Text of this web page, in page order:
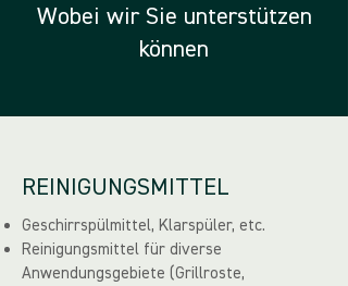
Wobei wir Sie unterstützen
können
REINIGUNGSMITTEL
Geschirrspülmittel, Klarspüler, etc.
Reinigungsmittel für diverse
Anwendungsgebiete (Grillroste,